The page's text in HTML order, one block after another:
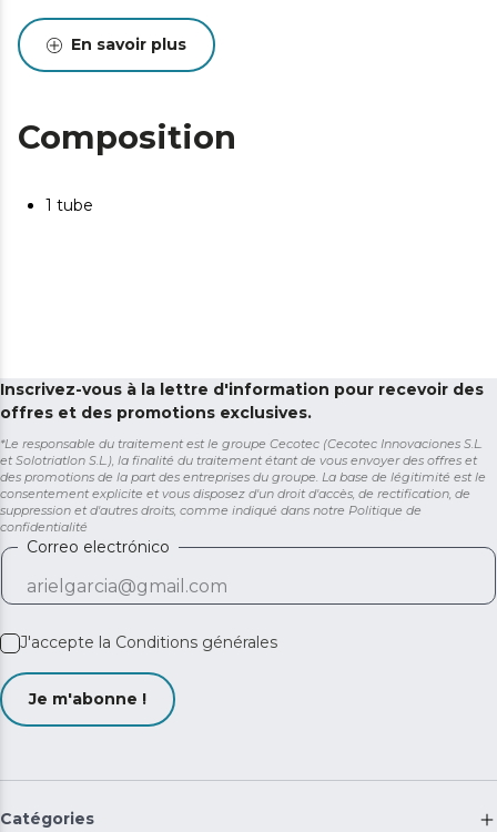
En savoir plus
Composition
1 tube
Inscrivez-vous à la lettre d'information pour recevoir des
offres et des promotions exclusives.
*Le responsable du traitement est le groupe Cecotec (Cecotec Innovaciones S.L.
et Solotriatlon S.L.), la finalité du traitement étant de vous envoyer des offres et
des promotions de la part des entreprises du groupe. La base de légitimité est le
consentement explicite et vous disposez d'un droit d'accès, de rectification, de
suppression et d'autres droits, comme indiqué dans notre Politique de
confidentialité
Correo electrónico
J'accepte la Conditions générales
Je m'abonne !
Catégories